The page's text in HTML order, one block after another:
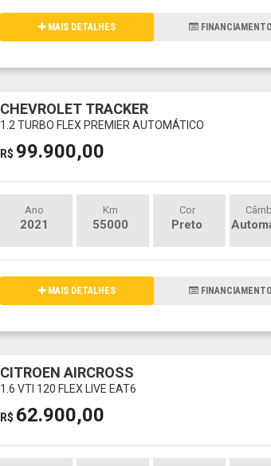
MAIS DETALHES FINANCIAMENTO
CHEVROLET TRACKER
1.2 TURBO FLEX PREMIER AUTOMÁTICO
R$ 99.900,00
Ano
2021
Km
55000
Cor
Preto
MAIS DETALHES FINANCIAMENTO
CITROEN AIRCROSS
1.6 VTI 120 FLEX LIVE EAT6
R$ 62.900,00